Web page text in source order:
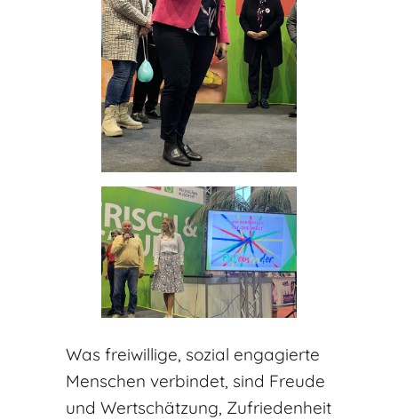
Was freiwillige, sozial engagierte
Menschen verbindet, sind Freude
und Wertschätzung, Zufriedenheit